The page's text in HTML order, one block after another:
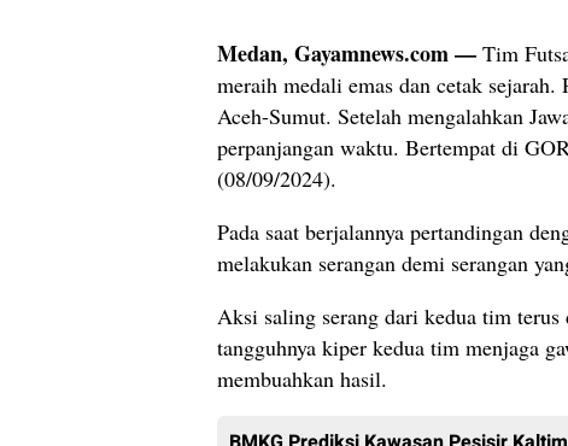
Medan, Gayamnews.com — Tim
meraih medali emas dan cetak
Aceh-Sumut. Setelah mengalahkan
perpanjangan waktu. Bertempat di
(08/09/2024).
Pada saat berjalannya pertandingan
melakukan serangan demi serangan
Aksi saling serang dari kedua tim
tangguhnya kiper kedua tim menjaga
membuahkan hasil.